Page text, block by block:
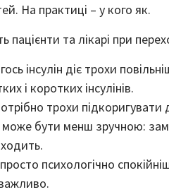
На практиці – у кого як.
та лікарі при
інсулін діє трохи
і коротких інсулінів.
трохи
бути менш зручною:
психологічно